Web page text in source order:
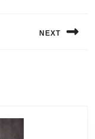
NEXT